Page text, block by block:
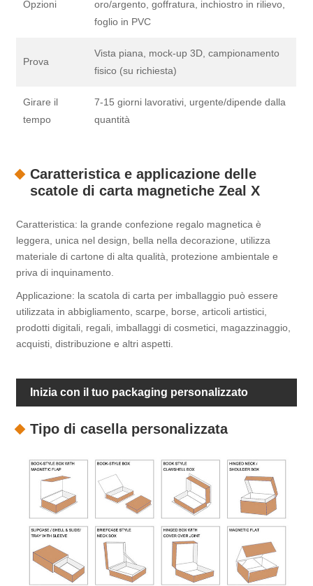
Opzioni
oro/argento, goffratura, inchiostro in rilievo,
foglio in PVC
Prova
Vista piana, mock-up 3D, campionamento
fisico (su richiesta)
Girare il
tempo
7-15 giorni lavorativi, urgente/dipende dalla
quantità
Caratteristica e applicazione delle
scatole di carta magnetiche Zeal X
Caratteristica: la grande confezione regalo magnetica è
leggera, unica nel design, bella nella decorazione, utilizza
materiale di cartone di alta qualità, protezione ambientale e
priva di inquinamento.
Applicazione: la scatola di carta per imballaggio può essere
utilizzata in abbigliamento, scarpe, borse, articoli artistici,
prodotti digitali, regali, imballaggi di cosmetici, magazzinaggio,
acquisti, distribuzione e altri aspetti.
Inizia con il tuo packaging personalizzato
Tipo di casella personalizzata